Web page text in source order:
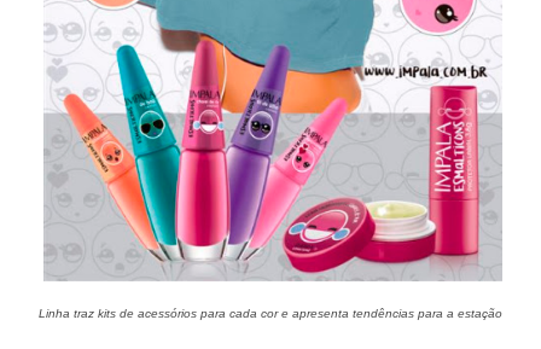
Linha traz kits de acessórios para cada cor e apresenta tendências para a estação